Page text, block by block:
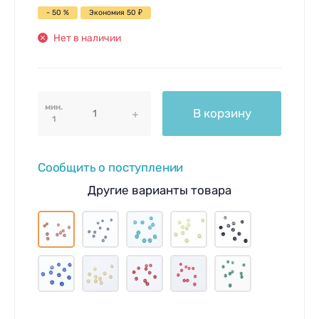
- 50 % Экономия 50 ₽
Нет в наличии
мин.
1
В корзину
Сообщить о поступлении
Другие варианты товара